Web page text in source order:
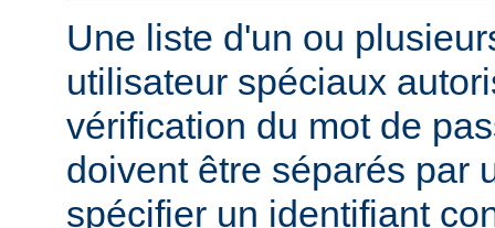
Une liste d'un ou
utilisateur spéciaux
vérification du mot de
doivent être séparés par
spécifier un identifiant